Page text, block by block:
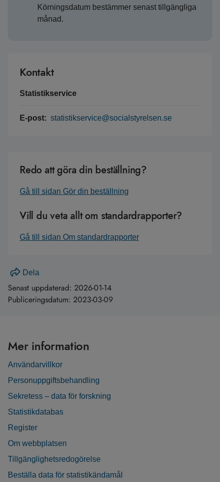
Körningsdatum bestämmer senast tillgängliga
månad.
Kontakt
Statistikservice
E-post: statistikservice@socialstyrelsen.se
Redo att göra din beställning?
Gå till sidan Gör din beställning
Vill du veta allt om standardrapporter?
Gå till sidan Om standardrapporter
Dela
Senast uppdaterad: 2026-01-14
Publiceringsdatum: 2023-03-09
Mer information
Användarvillkor
Personuppgiftsbehandling
Sekretess – data för forskning
Statistikdatabas
Register
Om webbplatsen
Tillgänglighetsredogörelse
Beställa data för statistikändamål